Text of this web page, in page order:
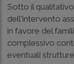
Sotto il
dell'intervento
in favore del
complessivo
eventuali